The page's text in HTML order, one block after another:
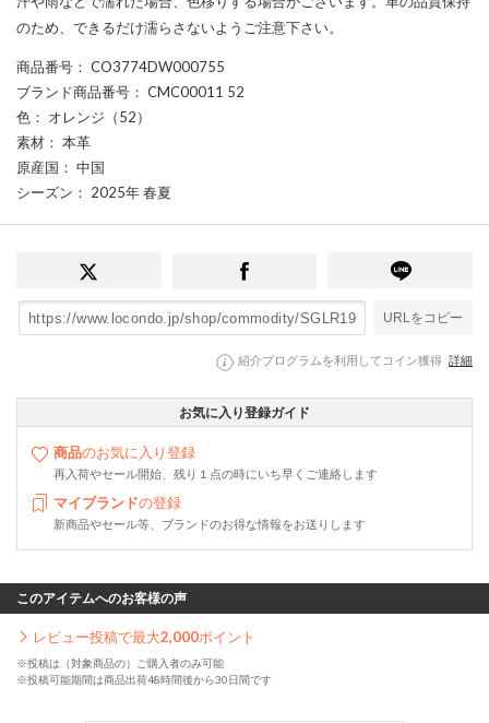
のため、できるだけ濡らさないようご注意下さい。
商品番号 ： CO3774DW000755
ブランド商品番号 ： CMC00011 52
色 ： オレンジ（52）
素材 ： 本革
原産国 ： 中国
シーズン ： 2025年 春夏
URLをコピー
紹介プログラムを利用してコイン獲得 詳細
お気に入り登録ガイド
商品のお気に入り登録
再入荷やセール開始、残り１点の時にいち早くご連絡します
マイブランドの登録
新商品やセール等、ブランドのお得な情報をお送りします
このアイテムへのお客様の声
レビュー投稿で最大2,000ポイント
※投稿は（対象商品の）ご購入者のみ可能
※投稿可能期間は商品出荷48時間後から30日間です